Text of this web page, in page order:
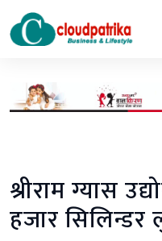
श्रीराम ग्यास
हजार